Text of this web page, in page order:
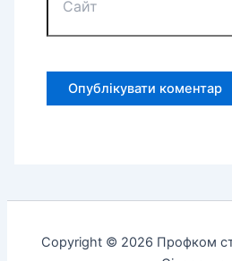
Copyright © 2026 Профком